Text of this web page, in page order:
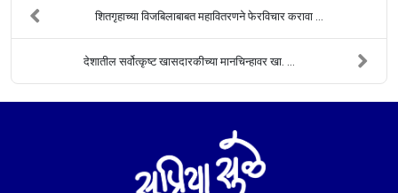
शितगृहाच्या विजबिलाबाबत महावितरणने फेरविचार करावा ...
देशातील सर्वोत्कृष्ट खासदारकीच्या मानचिन्हावर खा. ...